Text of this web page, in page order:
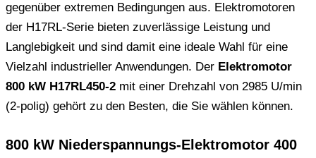
gegenüber extremen Bedingungen aus. Elektromotoren
der H17RL-Serie bieten zuverlässige Leistung und
Langlebigkeit und sind damit eine ideale Wahl für eine
Vielzahl industrieller Anwendungen. Der Elektromotor
800 kW H17RL450-2 mit einer Drehzahl von 2985 U/min
(2-polig) gehört zu den Besten, die Sie wählen können.
800 kW Niederspannungs-Elektromotor 400